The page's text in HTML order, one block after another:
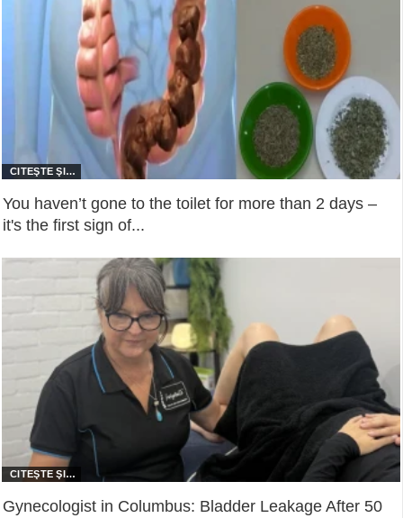
You haven’t gone to the toilet for more than 2 days –
it's the first sign of...
Gynecologist in Columbus: Bladder Leakage After 50